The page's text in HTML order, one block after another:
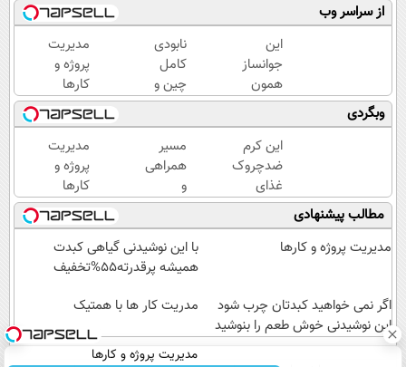
از سراسر وب
این
جوانساز
همون
جلسه‌ی
اول
پوستتو
جوونتر
می‌کنه
✨ 2
سال
ماندگاری
نابودی
کامل
چین و
چروک
با کرم
آلمانی۴۰٪تخفیف
مدیریت
پروژه و
کارها
وبگردی
این کرم
ضدچروک
غذای
پوستت
رو تامین
میکنه
مسیر
همراهی
و
گزارش
عملکرد
گروه
اسنپ
۱۴۰۴
مدیریت
پروژه و
کارها
مطالب پیشنهادی
مدیریت پروژه و کارها
با این نوشیدنی گیاهی کبدت
همیشه پرقدرته55%تخفیف
اگر نمی خواهید کبدتان چرب شود
این نوشیدنی خوش طعم را بنوشید
مدریت کار ها با همتیک
مدیریت پروژه و کارها